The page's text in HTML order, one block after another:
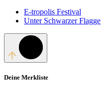
E-tropolis Festival
Unter Schwarzer Flagge
Deine Merkliste